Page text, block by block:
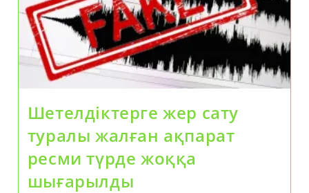
Шетелдіктерге жер сату
туралы жалған ақпарат
ресми түрде жоққа
шығарылды